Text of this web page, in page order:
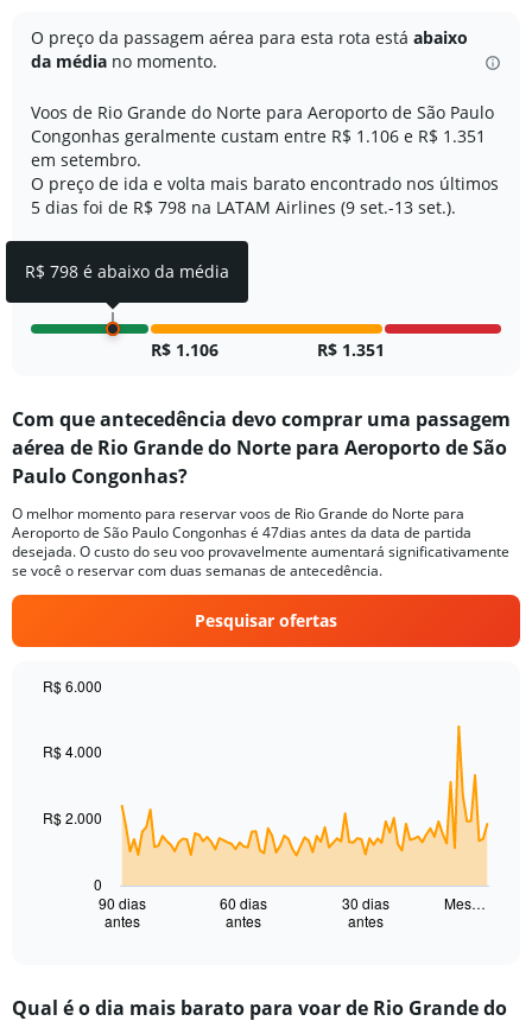
categories.
The
chart
2
Y
axes
displaying
Avg.
Number
flights.
O preço da passagem aérea para esta rota está abaixo
da média no momento.
Voos de Rio Grande do Norte para Aeroporto de São Paulo
Congonhas geralmente custam entre R$ 1.106 e R$ 1.351
em setembro.
O preço de ida e volta mais barato encontrado nos últimos
5 dias foi de R$ 798 na LATAM Airlines (9 set.-13 set.).
R$ 1.106 R$ 1.351
Com que antecedência devo comprar uma passagem
aérea de Rio Grande do Norte para Aeroporto de São
Paulo Congonhas?
O melhor momento para reservar voos de Rio Grande do Norte para
Aeroporto de São Paulo Congonhas é 47dias antes da data de partida
desejada. O custo do seu voo provavelmente aumentará significativamente
se você o reservar com duas semanas de antecedência.
Pesquisar ofertas
91
The
Range:
90 dias
antes
60 dias
antes
30 dias
antes
Mes…
0
R$ 2.000
R$ 4.000
R$ 6.000
Qual é o dia mais barato para voar de Rio Grande do
R$ 798 é abaixo da média